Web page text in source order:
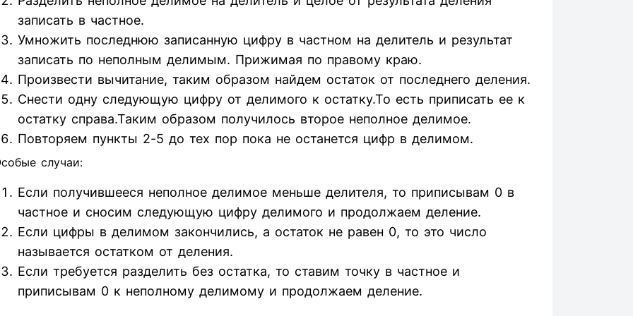
записать в частное.
Умножить последнюю записанную цифру в частном на делитель и результат
записать по неполным делимым. Прижимая по правому краю.
Произвести вычитание, таким образом найдем остаток от последнего деления.
Снести одну следующую цифру от делимого к остатку.То есть приписать ее к
остатку справа.Таким образом получилось второе неполное делимое.
Повторяем пункты 2-5 до тех пор пока не останется цифр в делимом.
случаи:
Если получившееся неполное делимое меньше делителя, то приписывам 0 в
частное и сносим следующую цифру делимого и продолжаем деление.
Если цифры в делимом закончились, а остаток не равен 0, то это число
называется остатком от деления.
Если требуется разделить без остатка, то ставим точку в частное и
приписывам 0 к неполному делимому и продолжаем деление.